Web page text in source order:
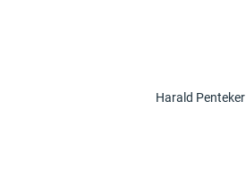
Harald Penteker